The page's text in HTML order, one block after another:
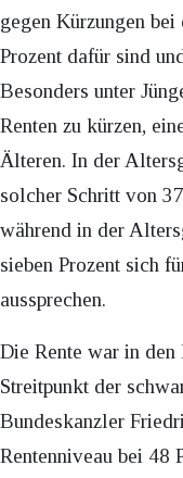
gegen Kürzungen bei
Prozent dafür sind
Besonders unter
Renten zu kürzen,
Älteren. In der
solcher Schritt von
während in der
sieben Prozent sich
aussprechen.
Die Rente war in
Streitpunkt der
Bundeskanzler
Rentenniveau bei 48